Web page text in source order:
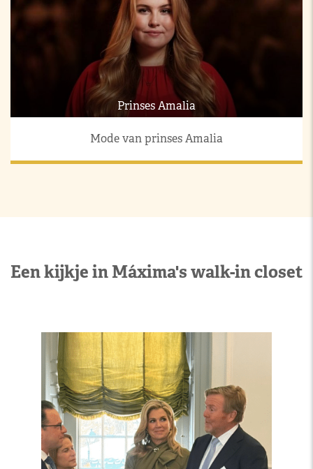
Prinses Amalia
Mode van prinses Amalia
Een kijkje in Máxima's walk-in closet